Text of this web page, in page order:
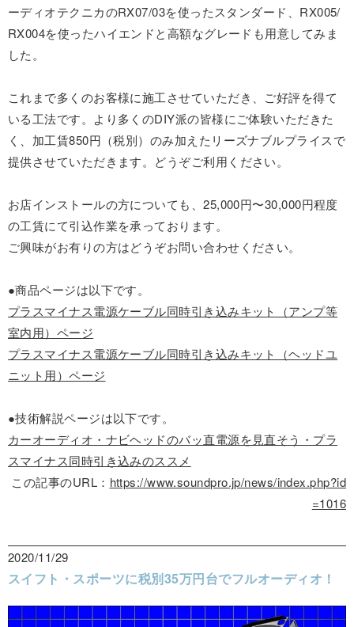
ーディオテクニカのRX07/03を使ったスタンダード、RX005/
RX004を使ったハイエンドと高額なグレードも用意してみま
した。
これまで多くのお客様に施工させていただき、ご好評を得て
いる工法です。より多くのDIY派の皆様にご体験いただきた
く、加工賃850円（税別）のみ加えたリーズナブルプライスで
提供させていただきます。どうぞご利用ください。
お店インストールの方についても、25,000円〜30,000円程度
の工賃にて引込作業を承っております。
ご興味がお有りの方はどうぞお問い合わせください。
●商品ページは以下です。
プラスマイナス電源ケーブル同時引き込みキット（アンプ等
室内用）ページ
プラスマイナス電源ケーブル同時引き込みキット（ヘッドユ
ニット用）ページ
●技術解説ページは以下です。
カーオーディオ・ナビヘッドのバッ直電源を見直そう・プラ
スマイナス同時引き込みのススメ
この記事のURL： https://www.soundpro.jp/news/index.php?id
=1016
2020/11/29
スイフト・スポーツに税別35万円台でフルオーディオ！